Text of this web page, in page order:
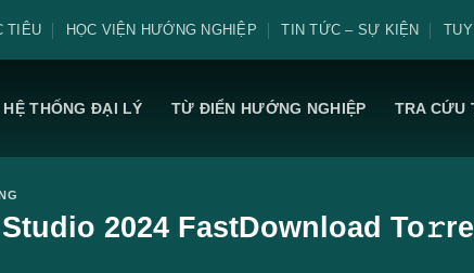
TIÊU HỌC VIỆN HƯỚNG NGHIỆP TIN TỨC – SỰ KIỆN
HỆ THỐNG ĐẠI LÝ TỪ ĐIỂN HƯỚNG NGHIỆP TRA CỨU
2024 FastDownload